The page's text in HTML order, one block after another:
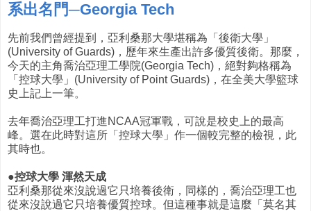
系出名門─Georgia Tech
先前我們曾經提到，亞利桑那大學堪稱為「後衛大學」
(University of Guards)，歷年來生產出許多優質後衛。那麼，
今天的主角喬治亞理工學院(Georgia Tech)，絕對夠格稱為
「控球大學」(University of Point Guards)，在全美大學籃球
史上記上一筆。
去年喬治亞理工打進NCAA冠軍戰，可說是校史上的最高
峰。選在此時對這所「控球大學」作一個較完整的檢視，此
其時也。
●控球大學 渾然天成
亞利桑那從來沒說過它只培養後衛，同樣的，喬治亞理工也
從來沒說過它只培養優質控球。但這種事就是這麼「莫名其